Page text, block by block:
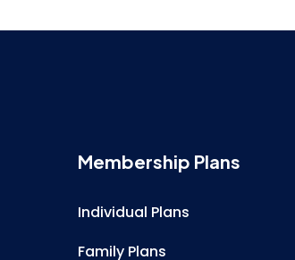
Membership Plans
Individual Plans
Family Plans